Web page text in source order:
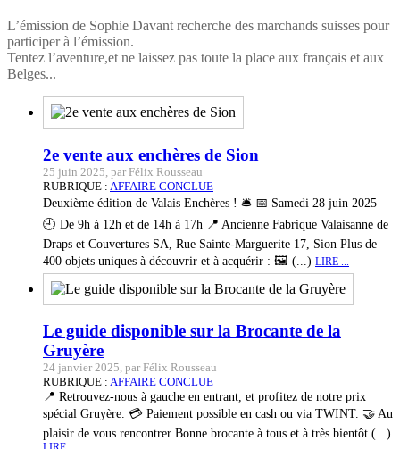
L’émission de Sophie Davant recherche des marchands suisses pour
participer à l’émission.
Tentez l’aventure,et ne laissez pas toute la place aux français et aux
Belges...
2e vente aux enchères de Sion
25 juin 2025, par Félix Rousseau
RUBRIQUE : AFFAIRE CONCLUE
Deuxième édition de Valais Enchères ! 🛎️ 📅 Samedi 28 juin 2025
🕘 De 9h à 12h et de 14h à 17h 📍 Ancienne Fabrique Valaisanne de
Draps et Couvertures SA, Rue Sainte-Marguerite 17, Sion Plus de
400 objets uniques à découvrir et à acquérir : 🖼️ (...) LIRE ...
Le guide disponible sur la Brocante de la
Gruyère
24 janvier 2025, par Félix Rousseau
RUBRIQUE : AFFAIRE CONCLUE
📍 Retrouvez-nous à gauche en entrant, et profitez de notre prix
spécial Gruyère. 💳 Paiement possible en cash ou via TWINT. 🤝 Au
plaisir de vous rencontrer Bonne brocante à tous et à très bientôt (...)